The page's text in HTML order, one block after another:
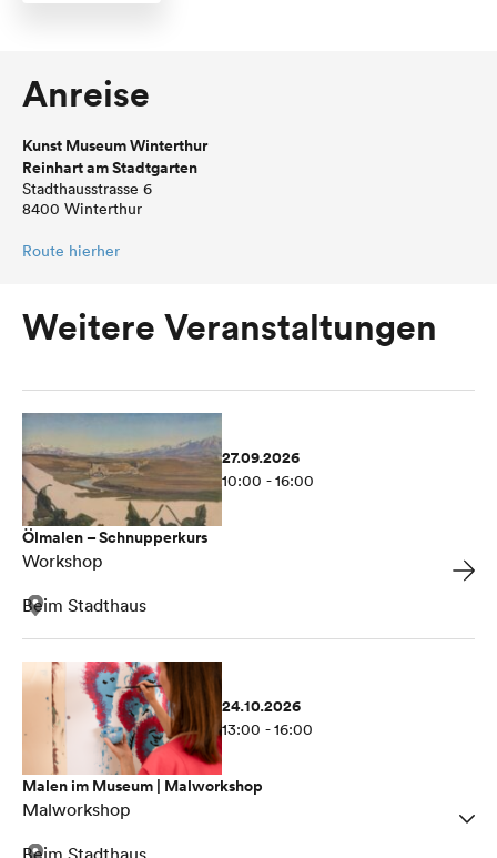
Anreise
Kunst Museum Winterthur
Reinhart am Stadtgarten
Stadthausstrasse 6
8400 Winterthur
Route hierher
Weitere Veranstaltungen
27.09.2026
10:00 - 16:00
Ölmalen – Schnupperkurs
Workshop
Beim Stadthaus
24.10.2026
13:00 - 16:00
Malen im Museum | Malworkshop
Malworkshop
Beim Stadthaus